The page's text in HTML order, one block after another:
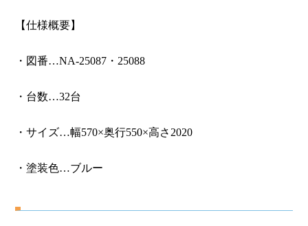
【仕様概要】
・図番…NA-25087・25088
・台数…32台
・サイズ…幅570×奥行550×高さ2020
・塗装色…ブルー